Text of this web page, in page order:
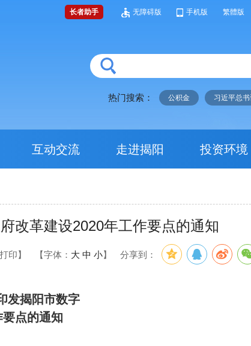
长者助手 无障碍版 手机版 繁體版
热门搜索： 公积金 习近平总
互动交流 走进揭阳 投资环境
改革建设2020年工作要点的通知
打印】 【字体： 大 中 小】 分享到：
发揭阳市数字
点的通知